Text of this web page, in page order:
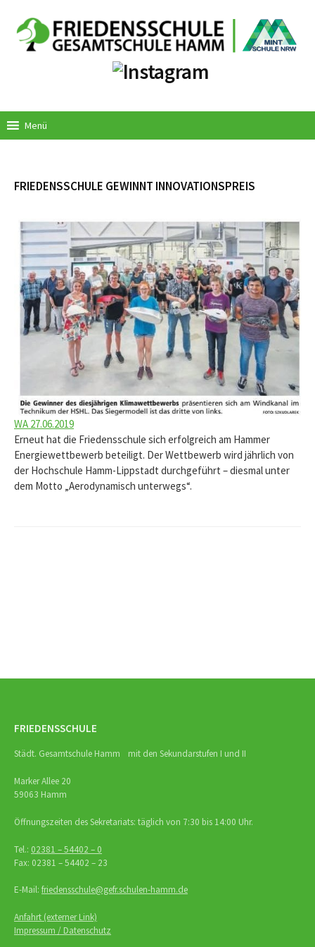
Inhalt
Menü
FRIEDENSSCHULE GEWINNT INNOVATIONSPREIS
WA 27.06.2019
Erneut hat die Friedensschule sich erfolgreich am Hammer
Energiewettbewerb beteiligt. Der Wettbewerb wird jährlich von
der Hochschule Hamm-Lippstadt durchgeführt – diesmal unter
dem Motto „Aerodynamisch unterwegs“.
FRIEDENSSCHULE
Städt. Gesamtschule Hamm mit den Sekundarstufen I und II
Marker Allee 20
59063 Hamm
Öffnungszeiten des Sekretariats: täglich von 7:30 bis 14:00 Uhr.
Tel.: 02381 – 54402 – 0
Fax: 02381 – 54402 – 23
E-Mail: friedensschule@gefr.schulen-hamm.de
Anfahrt (externer Link)
Impressum / Datenschutz